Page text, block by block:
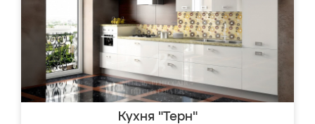
Кухня "Терн"